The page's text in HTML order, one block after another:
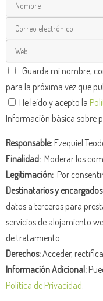
Guarda mi nombre,
para la próxima vez que
He leído y acepto la
Información básica sobre
Responsable:Ezequiel
Finalidad: Moderar los
Legitimación: Por
Destinatarios y
datos a terceros para
servicios de alojamiento
de tratamiento.
Derechos:Acceder,
Información Adicional:
Política de Privacidad